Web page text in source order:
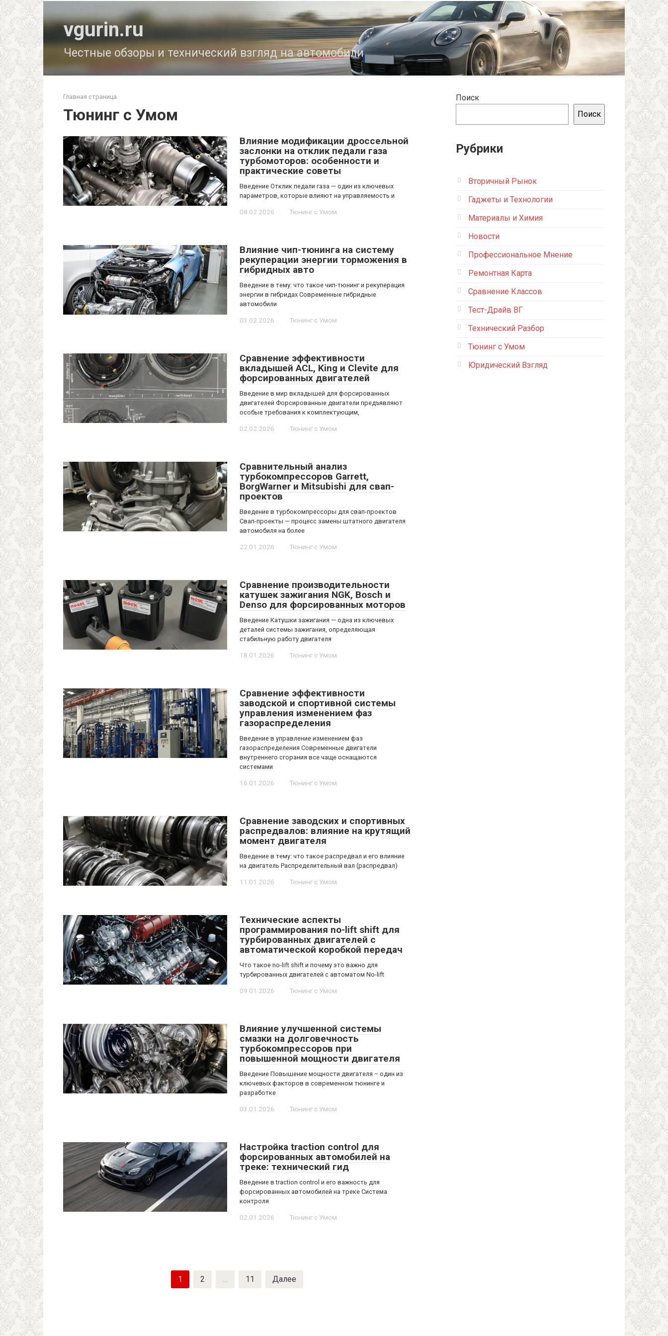
vgurin.ru
Честные обзоры и технический взгляд на автомобили
Главная страница
Тюнинг с Умом
Влияние модификации дроссельной
заслонки на отклик педали газа
турбомоторов: особенности и
практические советы
Введение Отклик педали газа — один из ключевых
параметров, которые влияют на управляемость и
08.02.2026 Тюнинг с Умом
Влияние чип-тюнинга на систему
рекуперации энергии торможения в
гибридных авто
Введение в тему: что такое чип-тюнинг и рекуперация
энергии в гибридах Современные гибридные
автомобили
03.02.2026 Тюнинг с Умом
Сравнение эффективности
вкладышей ACL, King и Clevite для
форсированных двигателей
Введение в мир вкладышей для форсированных
двигателей Форсированные двигатели предъявляют
особые требования к комплектующим,
02.02.2026 Тюнинг с Умом
Сравнительный анализ
турбокомпрессоров Garrett,
BorgWarner и Mitsubishi для свап-
проектов
Введение в турбокомпрессоры для свап-проектов
Свап-проекты — процесс замены штатного двигателя
автомобиля на более
22.01.2026 Тюнинг с Умом
Сравнение производительности
катушек зажигания NGK, Bosch и
Denso для форсированных моторов
Введение Катушки зажигания — одна из ключевых
деталей системы зажигания, определяющая
стабильную работу двигателя
18.01.2026 Тюнинг с Умом
Сравнение эффективности
заводской и спортивной системы
управления изменением фаз
газораспределения
Введение в управление изменением фаз
газораспределения Современные двигатели
внутреннего сгорания все чаще оснащаются
системами
16.01.2026 Тюнинг с Умом
Сравнение заводских и спортивных
распредвалов: влияние на крутящий
момент двигателя
Введение в тему: что такое распредвал и его влияние
на двигатель Распределительный вал (распредвал)
11.01.2026 Тюнинг с Умом
Технические аспекты
программирования no-lift shift для
турбированных двигателей с
автоматической коробкой передач
Что такое no-lift shift и почему это важно для
турбированных двигателей с автоматом No-lift
09.01.2026 Тюнинг с Умом
Влияние улучшенной системы
смазки на долговечность
турбокомпрессоров при
повышенной мощности двигателя
Введение Повышение мощности двигателя – один из
ключевых факторов в современном тюнинге и
разработке
03.01.2026 Тюнинг с Умом
Настройка traction control для
форсированных автомобилей на
треке: технический гид
Введение в traction control и его важность для
форсированных автомобилей на треке Система
контроля
02.01.2026 Тюнинг с Умом
1 2 … 11 Далее
Поиск
Поиск
Рубрики
Вторичный Рынок
Гаджеты и Технологии
Материалы и Химия
Новости
Профессиональное Мнение
Ремонтная Карта
Сравнение Классов
Тест-Драйв ВГ
Технический Разбор
Тюнинг с Умом
Юридический Взгляд